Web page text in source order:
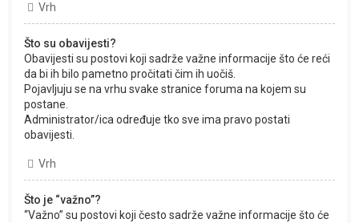
Vrh
Što su obavijesti?
Obavijesti su postovi koji sadrže važne informacije što će reći
da bi ih bilo pametno pročitati čim ih uočiš.
Pojavljuju se na vrhu svake stranice foruma na kojem su
postane.
Administrator/ica određuje tko sve ima pravo postati
obavijesti.
Vrh
Što je “važno”?
“Važno” su postovi koji često sadrže važne informacije što će